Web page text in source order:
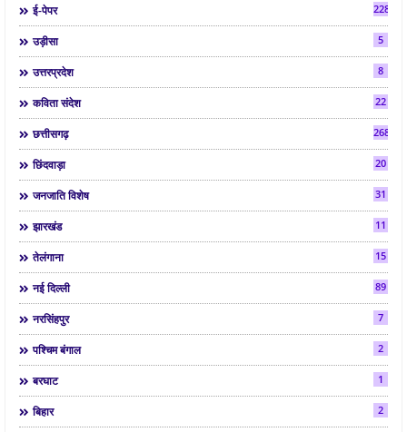
ई-पेपर 2286
उड़ीसा 5
उत्तरप्रदेश 8
कविता संदेश 22
छत्तीसगढ़ 268
छिंदवाड़ा 20
जनजाति विशेष 31
झारखंड 11
तेलंगाना 15
नई दिल्ली 89
नरसिंहपुर 7
पश्चिम बंगाल 2
बरघाट 1
बिहार 2